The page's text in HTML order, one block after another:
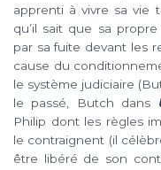
apprenti à vivre sa vie
qu’il sait que sa
par sa fuite devant les
cause du
le système judiciaire
le passé, Butch dans
Philip dont les règles
le contraignent (il
être libéré de son